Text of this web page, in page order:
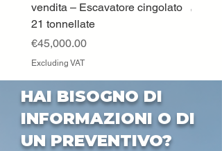
vendita – Escavatore cingolato
21 tonnellate
Price
€45,000.00
Excluding VAT
Price
HAI BISOGNO DI
INFORMAZIONI O DI
UN PREVENTIVO?